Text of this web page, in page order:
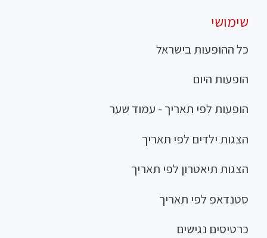
שימושי
כל ההופעות בישראל
הופעות היום
הופעות לפי תאריך - עמוד שער
הצגות ילדים לפי תאריך
הצגות תיאטרון לפי תאריך
סטנדאפ לפי תאריך
כרטיסים נגישים